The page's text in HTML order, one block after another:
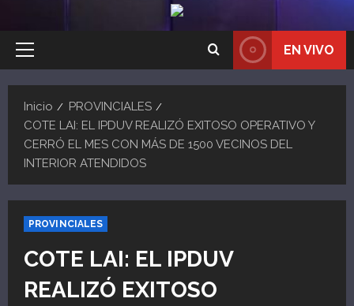
Menú
EN VIVO
Inicio
PROVINCIALES
COTE LAI: EL IPDUV REALIZÓ EXITOSO OPERATIVO Y
CERRÓ EL MES CON MÁS DE 1500 VECINOS DEL
INTERIOR ATENDIDOS
PROVINCIALES
COTE LAI: EL IPDUV
REALIZÓ EXITOSO